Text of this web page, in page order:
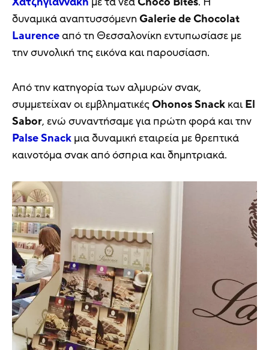
δυναμικά αναπτυσσόμενη GaleriedeChocolat
Laurenceαπό τη Θεσσαλονίκη εντυπωσίασε με
την συνολική της εικόνα και παρουσίαση.
Από την κατηγορία των αλμυρών σνακ,
συμμετείχαν οι εμβληματικέςOhonosSnack και El
Sabor, ενώ συναντήσαμε για πρώτη φορά και την
Palse Snack μια δυναμική εταιρεία με θρεπτικά
καινοτόμα σνακ από όσπρια και δημητριακά.